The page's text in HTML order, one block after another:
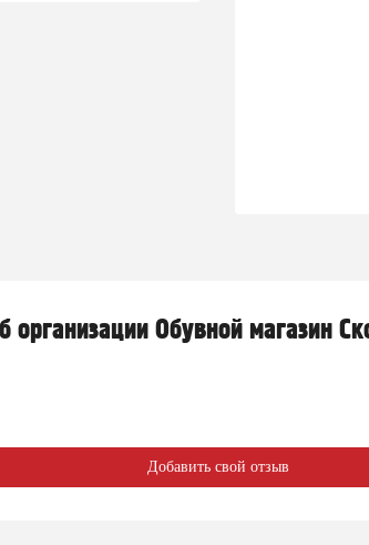
организации Обувной магазин
Добавить свой отзыв